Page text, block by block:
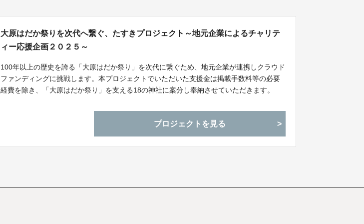
大原はだか祭りを次代へ繋ぐ、たすきプロジェクト～地元企業によるチャリテ
ィー応援企画２０２５～
100年以上の歴史を誇る「大原はだか祭り」を次代に繋ぐため、地元企業が連携しクラウド
ファンディングに挑戦します。本プロジェクトでいただいた支援金は掲載手数料等の必要
経費を除き、「大原はだか祭り」を支える18の神社に案分し奉納させていただきます。
プロジェクトを見る